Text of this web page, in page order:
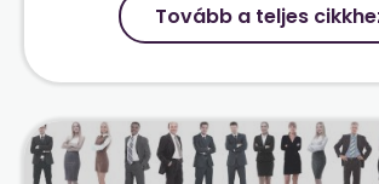
Tovább a teljes